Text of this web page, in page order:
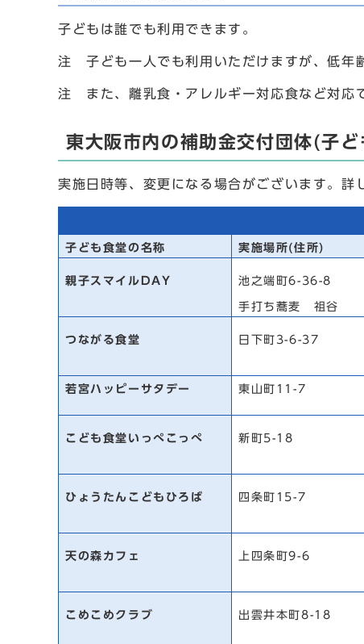
子どもは誰でも利用できます。
注 子ども一人でも利用いただけますが、低年
注 また、離乳食・アレルギー対応食など対応
東大阪市内の補助金交付団体(子
実施日時等、変更になる場合がございます。詳
子ども食堂の名称 実施場所(住所)
親子スマイルDAY 池之端町6-36-8
手打ち蕎麦 祖谷
つながる食堂 日下町3-6-37
若宮ハッピーサタデー 東山町11-7
こども食堂いっぺこっぺ 新町5-18
ひょうたんこどもひろば 四条町15-7
天の森カフェ 上四条町9-6
こめこめクラブ 出雲井本町8-18